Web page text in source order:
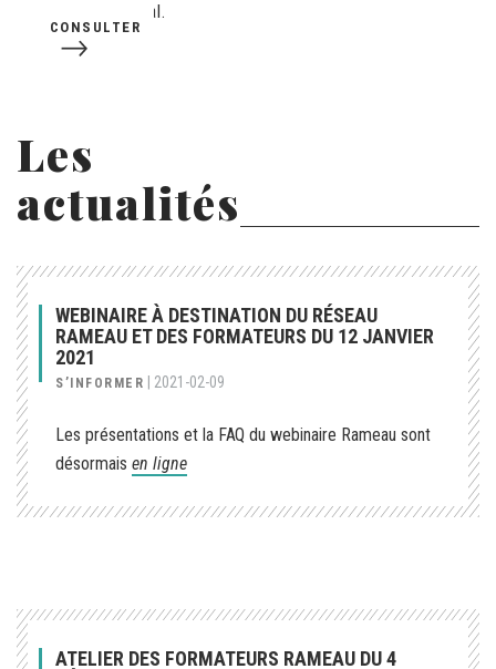
international.
CONSULTER
Les
actualités
WEBINAIRE À DESTINATION DU RÉSEAU
RAMEAU ET DES FORMATEURS DU 12 JANVIER
2021
S’INFORMER 2021-02-09
Les présentations et la FAQ du webinaire Rameau sont
désormais en ligne
ATELIER DES FORMATEURS RAMEAU DU 4